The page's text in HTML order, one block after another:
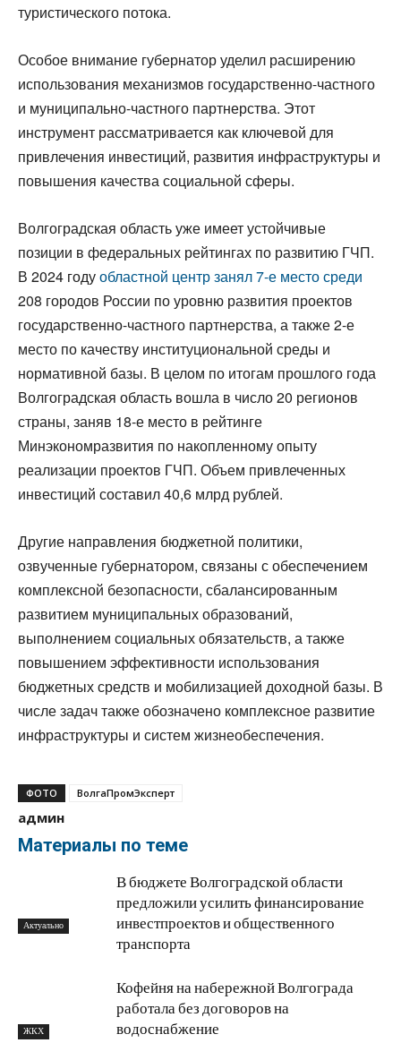
туристического потока.
Особое внимание губернатор уделил расширению
использования механизмов государственно-частного
и муниципально-частного партнерства. Этот
инструмент рассматривается как ключевой для
привлечения инвестиций, развития инфраструктуры и
повышения качества социальной сферы.
Волгоградская область уже имеет устойчивые
позиции в федеральных рейтингах по развитию ГЧП.
В 2024 годуобластной центр занял 7-е место среди
208 городов России по уровню развития проектов
государственно-частного партнерства, а также 2-е
место по качеству институциональной среды и
нормативной базы. В целом по итогам прошлого года
Волгоградская область вошла в число 20 регионов
страны, заняв 18-е место в рейтинге
Минэкономразвития по накопленному опыту
реализации проектов ГЧП. Объем привлеченных
инвестиций составил 40,6 млрд рублей.
Другие направления бюджетной политики,
озвученные губернатором, связаны с обеспечением
комплексной безопасности, сбалансированным
развитием муниципальных образований,
выполнением социальных обязательств, а также
повышением эффективности использования
бюджетных средств и мобилизацией доходной базы. В
числе задач также обозначено комплексное развитие
инфраструктуры и систем жизнеобеспечения.
ФОТО ВолгаПромЭксперт
админ
Материалы по теме
Актуально
В бюджете Волгоградской области
предложили усилить финансирование
инвестпроектов и общественного
транспорта
ЖКХ
Кофейня на набережной Волгограда
работала без договоров на
водоснабжение